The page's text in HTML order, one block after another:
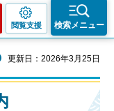
閲覧支援 検索メニュー
更新日：2026年3月25日